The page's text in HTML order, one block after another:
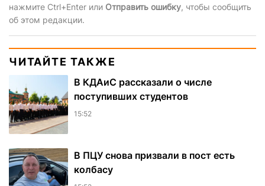
нажмите Ctrl+Enter или Отправить ошибку, чтобы сообщить
об этом редакции.
ЧИТАЙТЕ ТАКЖЕ
В КДАиС рассказали о числе
поступивших студентов
15:52
В ПЦУ снова призвали в пост есть
колбасу